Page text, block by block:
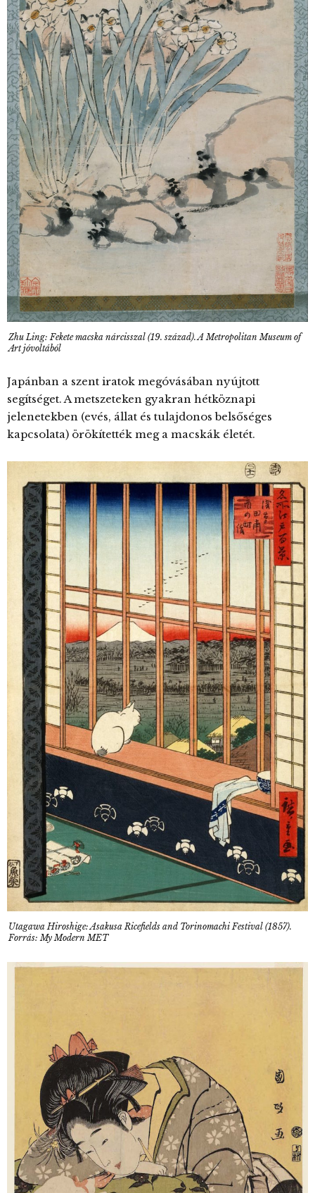
Zhu Ling: Fekete macska nárcisszal (19. század). A Metropolitan Museum of
Art jóvoltából
Japánban a szent iratok megóvásában nyújtott
segítséget. A metszeteken gyakran hétköznapi
jelenetekben (evés, állat és tulajdonos belsőséges
kapcsolata) örökítették meg a macskák életét.
Utagawa Hiroshige: Asakusa Ricefields and Torinomachi Festival (1857).
Forrás: My Modern MET